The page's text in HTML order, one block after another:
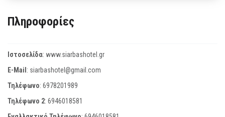
Πληροφορίες
Ιστοσελίδα: www.siarbashotel.gr
E-Mail: siarbashotel@gmail.com
Τηλέφωνο: 6978201989
Τηλέφωνο 2: 6946018581